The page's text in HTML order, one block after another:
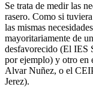
Se trata de medir las
rasero. Como si
las mismas
mayoritariamente de
desfavorecido (El IES
por ejemplo) y otro en
Alvar Nuñez, o el
Jerez).